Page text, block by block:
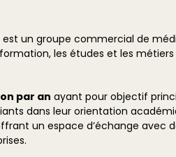
est un groupe commercial de
les études et les
par an ayant pour objectif
dans leur orientation
un espace d’échange avec